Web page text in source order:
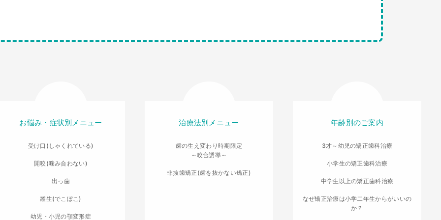
お悩み・症状別メニュー
受け口(しゃくれている)
開咬(噛み合わない)
出っ歯
叢生(でこぼこ)
幼児・小児の顎変形症
治療法別メニュー
歯の生え変わり時期限定
～咬合誘導～
非抜歯矯正(歯を抜かない矯正)
年齢別のご案内
3才～幼児の矯正歯科治療
小学生の矯正歯科治療
中学生以上の矯正歯科治療
なぜ矯正治療は小学二年生からがいいの
か？